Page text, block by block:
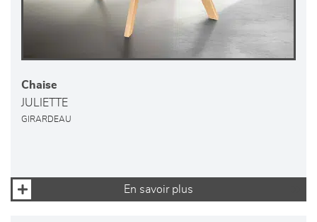
Chaise
JULIETTE
GIRARDEAU
En savoir plus